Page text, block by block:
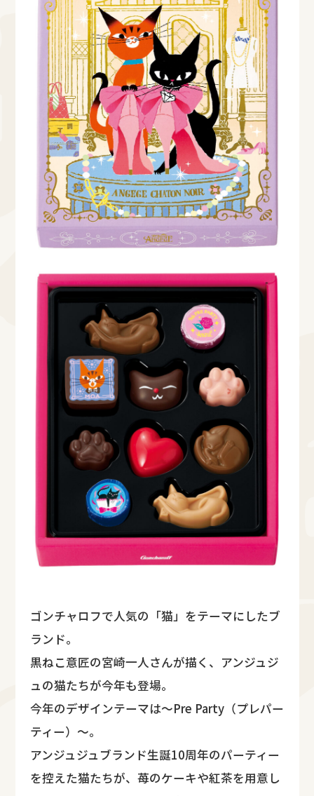
ゴンチャロフで人気の「猫」をテーマにしたブ
ランド。
黒ねこ意匠の宮崎一人さんが描く、アンジュジ
ュの猫たちが今年も登場。
今年のデザインテーマは～Pre Party（プレパー
ティー）～。
アンジュジュブランド生誕10周年のパーティー
を控えた猫たちが、苺のケーキや紅茶を用意し